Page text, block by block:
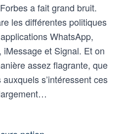
a fait grand bruit.
les différentes politiques
WhatsApp,
iMessage et Signal. Et on
assez flagrante, que
s’intéressent ces